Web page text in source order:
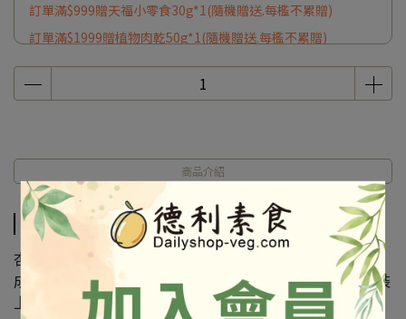
訂單滿$999贈天福小零食30g*1(隨機贈送.每檻不累贈)
訂單滿$1999贈植物肉乾50g*1(隨機贈送.每檻不累贈)
商品介紹
商品介紹
杏鮑菇雞捲.杏鮑菇雞排.植物肉捲
成份及營養標示如圖所示，若與圖片有差異時，以實際包裝
上標示為準